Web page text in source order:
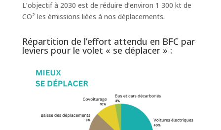
L’objectif à 2030 est de réduire d’environ 1 300 kt de
CO² les émissions liées à nos déplacements.
Répartition de l’effort attendu en BFC par
leviers pour le volet « se déplacer » :